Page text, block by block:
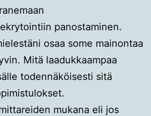
panostaminen.
osaa some mainontaa
Mitä laadukkaampaa
todennäköisesti sitä
mukana eli jos